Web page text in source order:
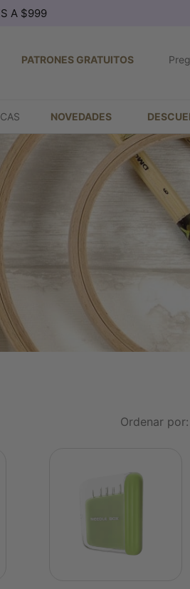
A $999
PATRONES GRATUITOS
NOVEDADES
Ordenar por: